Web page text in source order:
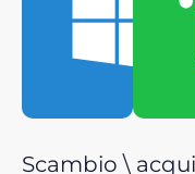
Scambio \